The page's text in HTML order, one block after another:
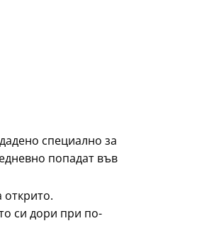
специално за
попадат във
си дори при по-